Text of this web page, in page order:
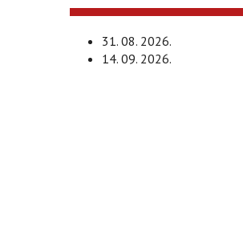
31. 08. 2026.
14. 09. 2026.